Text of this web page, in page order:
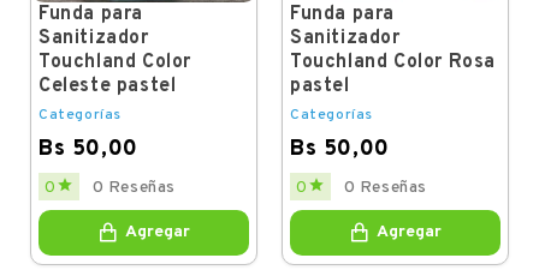
Funda para
Sanitizador
Touchland Color
Celeste pastel
Categorías
Bs 50,00
Price
0  0 Reseñas
Agregar
Funda para
Sanitizador
Touchland Color Rosa
pastel
Categorías
Bs 50,00
Price
0  0 Reseñas
Agregar